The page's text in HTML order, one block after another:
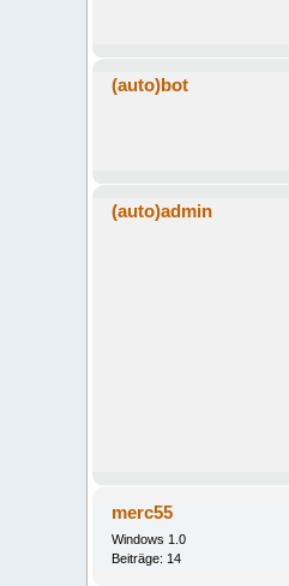
(auto)bot
(auto)admin
merc55
Windows 1.0
Beiträge: 14